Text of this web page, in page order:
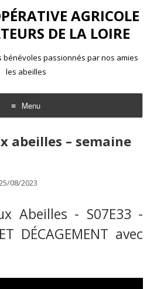
AGRICOLE
DE LA LOIRE
bénévoles passionnés par nos amies
les abeilles
Menu
abeilles – semaine
08/2023
Abeilles - S07E33 -
DÉCAGEMENT avec